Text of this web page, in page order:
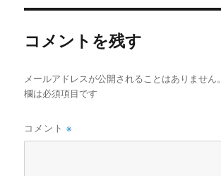
コメントを残す
メールアドレスが公開されることはありません。
欄は必須項目です
コメント※